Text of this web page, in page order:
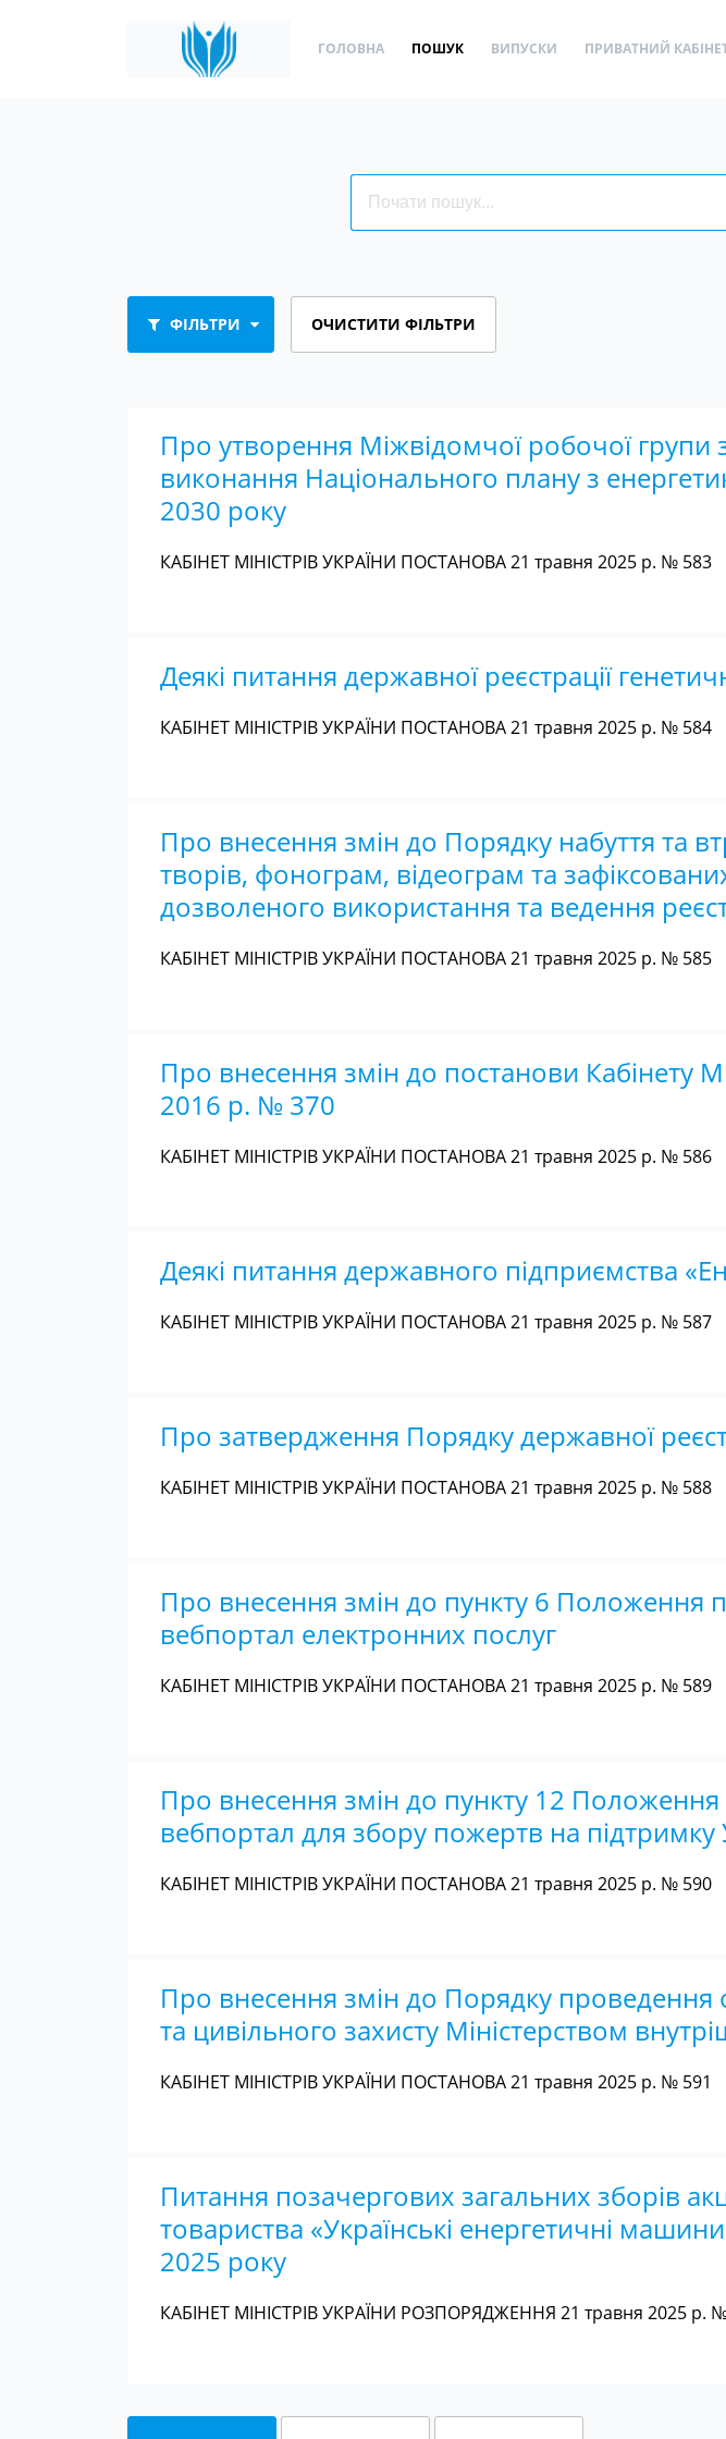
ГОЛОВНА ПОШУК ВИПУСКИ ПРИВАТНИЙ
ФІЛЬТРИ ОЧИСТИТИ ФІЛЬТРИ
Про утворення Міжвідомчої робочої групи
виконання Національного плану з
2030 року
КАБІНЕТ МІНІСТРІВ УКРАЇНИ ПОСТАНОВА 21 травня 2025 р. № 583
Деякі питання державної реєстрації
КАБІНЕТ МІНІСТРІВ УКРАЇНИ ПОСТАНОВА 21 травня 2025 р. № 584
Про внесення змін до Порядку набуття та
творів, фонограм, відеограм та
дозволеного використання та ведення
КАБІНЕТ МІНІСТРІВ УКРАЇНИ ПОСТАНОВА 21 травня 2025 р. № 585
Про внесення змін до постанови Кабінету
2016 р. № 370
КАБІНЕТ МІНІСТРІВ УКРАЇНИ ПОСТАНОВА 21 травня 2025 р. № 586
Деякі питання державного підприємства
КАБІНЕТ МІНІСТРІВ УКРАЇНИ ПОСТАНОВА 21 травня 2025 р. № 587
Про затвердження Порядку державної
КАБІНЕТ МІНІСТРІВ УКРАЇНИ ПОСТАНОВА 21 травня 2025 р. № 588
Про внесення змін до пункту 6
вебпортал електронних послуг
КАБІНЕТ МІНІСТРІВ УКРАЇНИ ПОСТАНОВА 21 травня 2025 р. № 589
Про внесення змін до пункту 12
вебпортал для збору пожертв на підтримку
КАБІНЕТ МІНІСТРІВ УКРАЇНИ ПОСТАНОВА 21 травня 2025 р. № 590
Про внесення змін до Порядку проведення
та цивільного захисту Міністерством
КАБІНЕТ МІНІСТРІВ УКРАЇНИ ПОСТАНОВА 21 травня 2025 р. № 591
Питання позачергових загальних зборів
товариства «Українські енергетичні
2025 року
КАБІНЕТ МІНІСТРІВ УКРАЇНИ РОЗПОРЯДЖЕННЯ 21 травня 2025 р.